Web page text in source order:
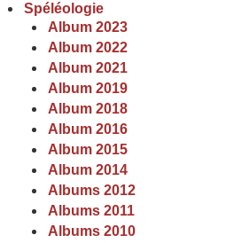
Spéléologie
Album 2023
Album 2022
Album 2021
Album 2019
Album 2018
Album 2016
Album 2015
Album 2014
Albums 2012
Albums 2011
Albums 2010